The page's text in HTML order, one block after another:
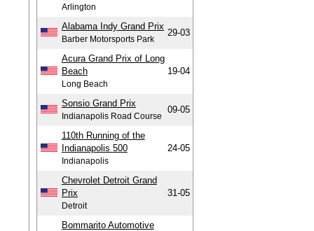
Arlington
Alabama Indy Grand Prix
Barber Motorsports Park
29-03
Acura Grand Prix of Long
Beach
Long Beach
19-04
Sonsio Grand Prix
Indianapolis Road Course
09-05
110th Running of the
Indianapolis 500
Indianapolis
24-05
Chevrolet Detroit Grand
Prix
Detroit
31-05
Bommarito Automotive